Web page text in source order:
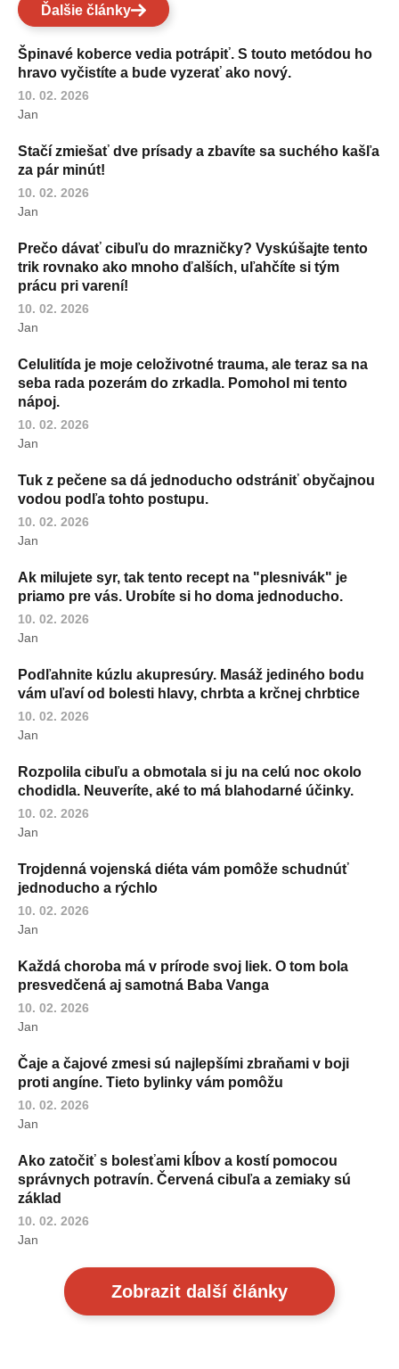
Ďalšie články
Špinavé koberce vedia potrápiť. S touto metódou ho
hravo vyčistíte a bude vyzerať ako nový.
10. 02. 2026
Jan
Stačí zmiešať dve prísady a zbavíte sa suchého kašľa
za pár minút!
10. 02. 2026
Jan
Prečo dávať cibuľu do mrazničky? Vyskúšajte tento
trik rovnako ako mnoho ďalších, uľahčíte si tým
prácu pri varení!
10. 02. 2026
Jan
Celulitída je moje celoživotné trauma, ale teraz sa na
seba rada pozerám do zrkadla. Pomohol mi tento
nápoj.
10. 02. 2026
Jan
Tuk z pečene sa dá jednoducho odstrániť obyčajnou
vodou podľa tohto postupu.
10. 02. 2026
Jan
Ak milujete syr, tak tento recept na "plesnivák" je
priamo pre vás. Urobíte si ho doma jednoducho.
10. 02. 2026
Jan
Podľahnite kúzlu akupresúry. Masáž jediného bodu
vám uľaví od bolesti hlavy, chrbta a krčnej chrbtice
10. 02. 2026
Jan
Rozpolila cibuľu a obmotala si ju na celú noc okolo
chodidla. Neuveríte, aké to má blahodarné účinky.
10. 02. 2026
Jan
Trojdenná vojenská diéta vám pomôže schudnúť
jednoducho a rýchlo
10. 02. 2026
Jan
Každá choroba má v prírode svoj liek. O tom bola
presvedčená aj samotná Baba Vanga
10. 02. 2026
Jan
Čaje a čajové zmesi sú najlepšími zbraňami v boji
proti angíne. Tieto bylinky vám pomôžu
10. 02. 2026
Jan
Ako zatočiť s bolesťami kĺbov a kostí pomocou
správnych potravín. Červená cibuľa a zemiaky sú
základ
10. 02. 2026
Jan
Zobrazit další články